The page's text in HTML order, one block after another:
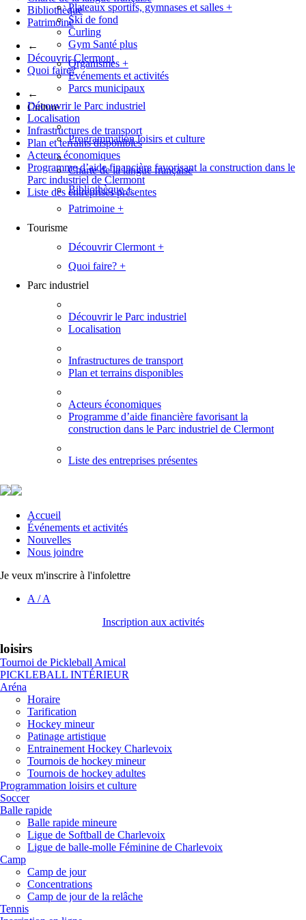
Bibliothèque
Patrimoine
←
Découvrir Clermont
Quoi faire?
←
Découvrir le Parc industriel
Localisation
Infrastructures de transport
Plan et terrains disponibles
Acteurs économiques
Programme d’aide financière favorisant la construction dans le
Parc industriel de Clermont
Liste des entreprises présentes
Plateaux sportifs, gymnases et salles +
Ski de fond
Curling
Gym Santé plus
Organismes +
Événements et activités
Parcs municipaux
Culture
Programmation loisirs et culture
Charte de la langue française
Bibliothèque+
Patrimoine +
Tourisme
Découvrir Clermont +
Quoi faire? +
Parc industriel
Découvrir le Parc industriel
Localisation
Infrastructures de transport
Plan et terrains disponibles
Acteurs économiques
Programme d’aide financière favorisant la
construction dans le Parc industriel de Clermont
Liste des entreprises présentes
Accueil
Événements et activités
Nouvelles
Nous joindre
Je veux m'inscrire à l'infolettre
A /A
Inscription aux activités
loisirs
Tournoi de Pickleball Amical
PICKLEBALL INTÉRIEUR
Aréna
Horaire
Tarification
Hockey mineur
Patinage artistique
Entrainement Hockey Charlevoix
Tournois de hockey mineur
Tournois de hockey adultes
Programmation loisirs et culture
Soccer
Balle rapide
Balle rapide mineure
Ligue de Softball de Charlevoix
Ligue de balle-molle Féminine de Charlevoix
Camp
Camp de jour
Concentrations
Camp de jour de la relâche
Tennis